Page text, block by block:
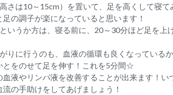
さは10～15cm）を置いて、足を高くして寝て
の調子が楽になっていると思います！
いうか方は、寝る前に、20～30分ほど足を上
りに行うのも、血液の循環も良くなっている
をのせて足を伸す！これを5分間☆
液やリンパ液を改善することが出来ます！い
の手助けをしてあげましょう！